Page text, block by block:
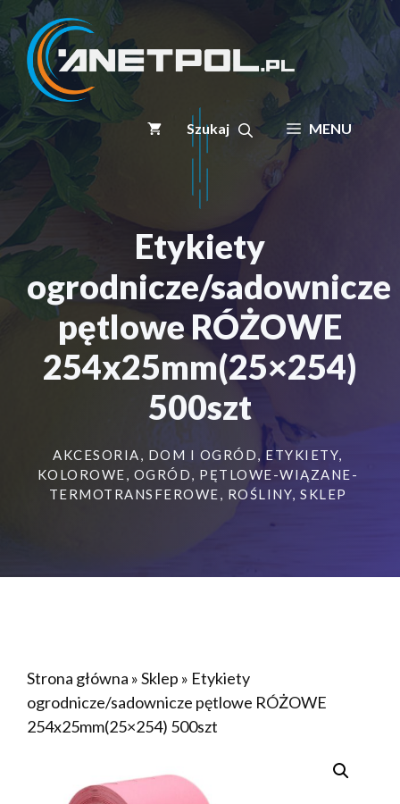
Przejdź
do
treści
MENU
Etykiety
ogrodnicze/sadownicze
pętlowe RÓŻOWE
254x25mm(25×254)
500szt
AKCESORIA, DOM I OGRÓD, ETYKIETY,
KOLOROWE, OGRÓD, PĘTLOWE-WIĄZANE-
TERMOTRANSFEROWE, ROŚLINY, SKLEP
Strona główna »Sklep » Etykiety
ogrodnicze/sadownicze pętlowe RÓŻOWE
254x25mm(25×254) 500szt